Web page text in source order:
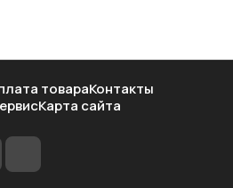
товараКонтакты
Карта сайта